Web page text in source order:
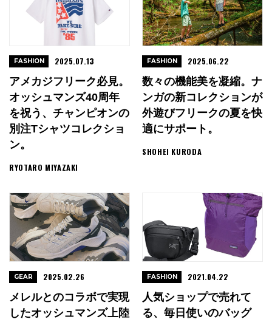
アメカジフリーク必見。
オッシュマンズ40周年
を祝う、チャンピオンの
別注Tシャツコレクショ
ン。
RYOTARO MIYAZAKI
FASHION 2025.07.13
数々の機能美を凝縮。ナ
ンガの新コレクションが
外遊びフリークの夏を快
適にサポート。
SHOHEI KURODA
FASHION 2025.06.22
メレルとのコラボで実現
したオッシュマンズ上陸
GEAR 2025.02.26
人気ショップで売れて
る、毎日使いのバッグ
FASHION 2021.04.22